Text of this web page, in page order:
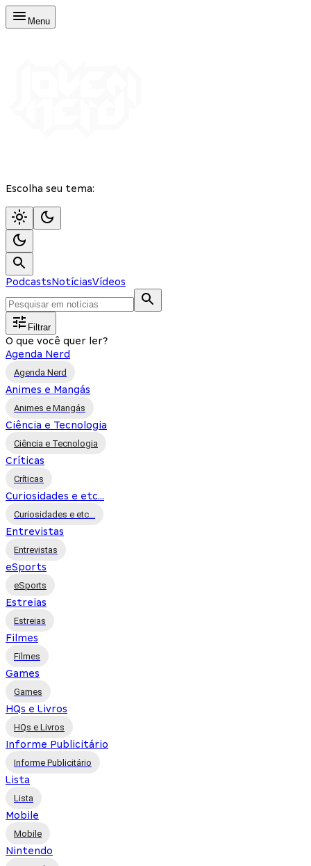
Menu
Escolha seu tema:
PodcastsNotíciasVídeos
Filtrar
O que você quer ler?
Agenda Nerd
Agenda Nerd
Animes e Mangás
Animes e Mangás
Ciência e Tecnologia
Ciência e Tecnologia
Críticas
Críticas
Curiosidades e etc...
Curiosidades e etc...
Entrevistas
Entrevistas
eSports
eSports
Estreias
Estreias
Filmes
Filmes
Games
Games
HQs e Livros
HQs e Livros
Informe Publicitário
Informe Publicitário
Lista
Lista
Mobile
Mobile
Nintendo